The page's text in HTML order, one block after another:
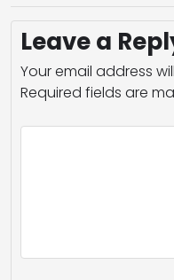
Leave a
Your email address
Required fields are